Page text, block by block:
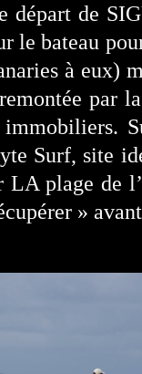
de
bateau
à eux)
par
Surf, site
plage de
»